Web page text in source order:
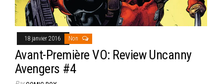
18 janvier 2016 Non
Avant-Première VO: Review Uncanny
Avengers #4